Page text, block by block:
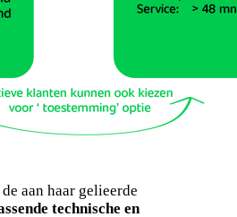
aan haar gelieerde
technische en